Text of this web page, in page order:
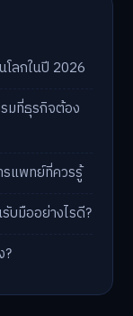
ลกในปี 2026
มที่ธุรกิจต้อง
แพทย์ที่ควรรู้
บมืออย่างไรดี?
?